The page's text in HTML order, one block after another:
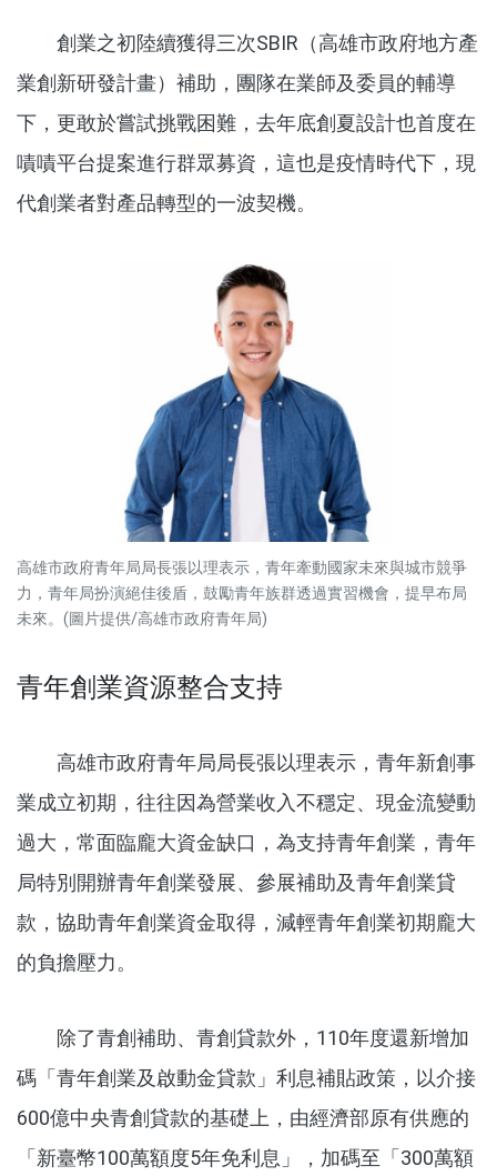
創業之初陸續獲得三次SBIR（高雄市政府地方產
業創新研發計畫）補助，團隊在業師及委員的輔導
下，更敢於嘗試挑戰困難，去年底創夏設計也首度在
嘖嘖平台提案進行群眾募資，這也是疫情時代下，現
代創業者對產品轉型的一波契機。
高雄市政府青年局局長張以理表示，青年牽動國家未來與城市競爭
力，青年局扮演絕佳後盾，鼓勵青年族群透過實習機會，提早布局
未來。(圖片提供/高雄市政府青年局)
青年創業資源整合支持
高雄市政府青年局局長張以理表示，青年新創事
業成立初期，往往因為營業收入不穩定、現金流變動
過大，常面臨龐大資金缺口，為支持青年創業，青年
局特別開辦青年創業發展、參展補助及青年創業貸
款，協助青年創業資金取得，減輕青年創業初期龐大
的負擔壓力。
除了青創補助、青創貸款外，110年度還新增加
碼「青年創業及啟動金貸款」利息補貼政策，以介接
600億中央青創貸款的基礎上，由經濟部原有供應的
「新臺幣100萬額度5年免利息」，加碼至「300萬額